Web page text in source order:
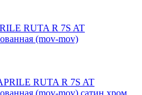
RUTA R 7S AT
(mov-mov)